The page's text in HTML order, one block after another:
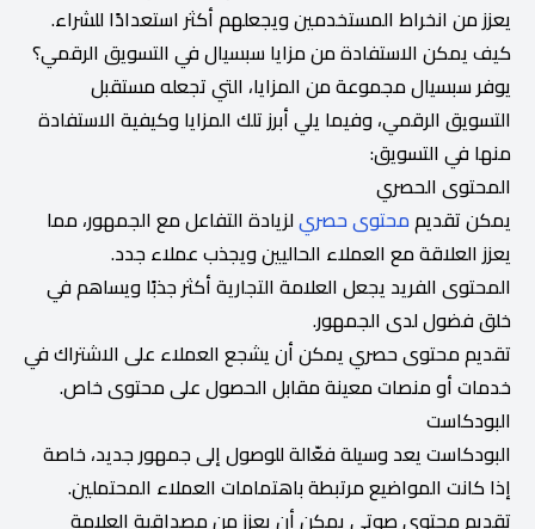
يعزز من انخراط المستخدمين ويجعلهم أكثر استعدادًا للشراء.
كيف يمكن الاستفادة من مزايا سبسيال في التسويق الرقمي؟
يوفر سبسيال مجموعة من المزايا، التي تجعله مستقبل
التسويق الرقمي، وفيما يلي أبرز تلك المزايا وكيفية الاستفادة
منها في التسويق:
المحتوى الحصري
يمكن تقديممحتوى حصريلزيادة التفاعل مع الجمهور، مما
يعزز العلاقة مع العملاء الحاليين ويجذب عملاء جدد.
المحتوى الفريد يجعل العلامة التجارية أكثر جذبًا ويساهم في
خلق فضول لدى الجمهور.
تقديم محتوى حصري يمكن أن يشجع العملاء على الاشتراك في
خدمات أو منصات معينة مقابل الحصول على محتوى خاص.
البودكاست
البودكاست يعد وسيلة فعّالة للوصول إلى جمهور جديد، خاصة
إذا كانت المواضيع مرتبطة باهتمامات العملاء المحتملين.
تقديم محتوى صوتي يمكن أن يعزز من مصداقية العلامة